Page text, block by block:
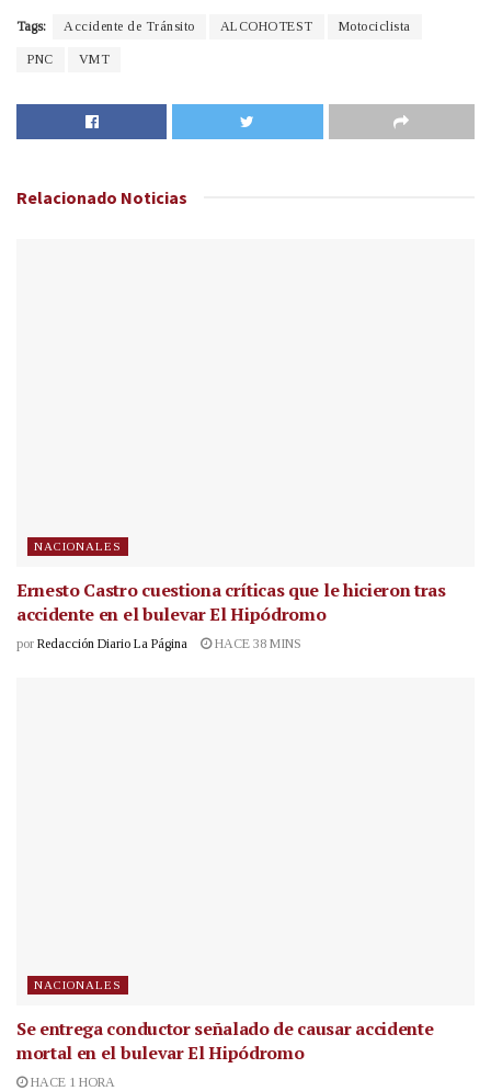
Tags: Accidente de Tránsito ALCOHOTEST Motociclista
PNC VMT
Relacionado Noticias
NACIONALES
Ernesto Castro cuestiona críticas que le hicieron tras
accidente en el bulevar El Hipódromo
por Redacción Diario La Página HACE 38 MINS
NACIONALES
Se entrega conductor señalado de causar accidente
mortal en el bulevar El Hipódromo
HACE 1 HORA